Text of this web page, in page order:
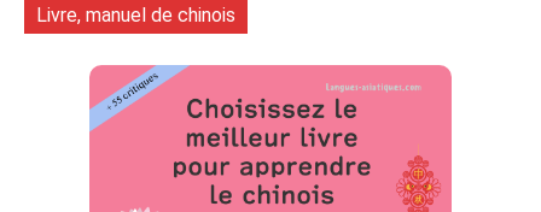
Livre, manuel de chinois